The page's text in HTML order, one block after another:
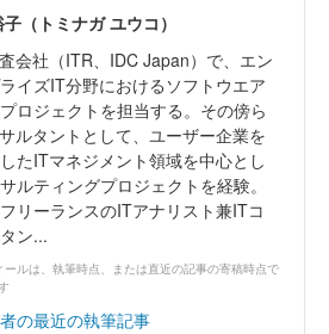
（トミナガ ユウコ）
会社（ITR、IDC Japan）で、エン
イズIT分野におけるソフトウエア
ロジェクトを担当する。その傍ら
ルタントとして、ユーザー企業を
たITマネジメント領域を中心とし
ルティングプロジェクトを経験。
リーランスのITアナリスト兼ITコ
ン...
ールは、執筆時点、または直近の記事の寄稿時点で
の最近の執筆記事